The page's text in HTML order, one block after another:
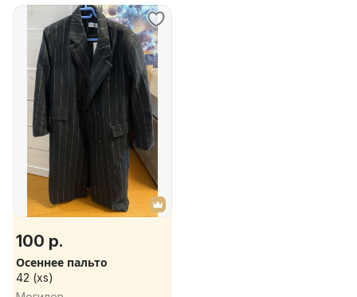
100 р.
Осеннее пальто
42 (xs)